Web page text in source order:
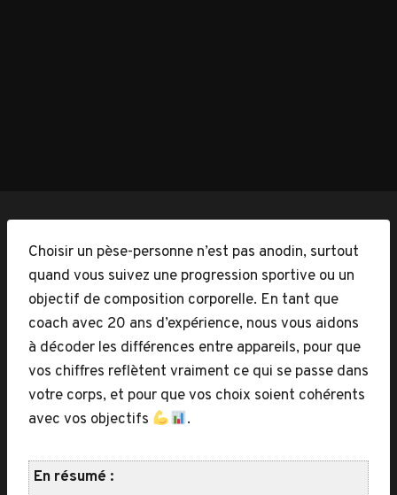
Choisir un pèse-personne n’est pas anodin, surtout
quand vous suivez une progression sportive ou un
objectif de composition corporelle. En tant que
coach avec 20 ans d’expérience, nous vous aidons
à décoder les différences entre appareils, pour que
vos chiffres reflètent vraiment ce qui se passe dans
votre corps, et pour que vos choix soient cohérents
avec vos objectifs
.
En résumé :